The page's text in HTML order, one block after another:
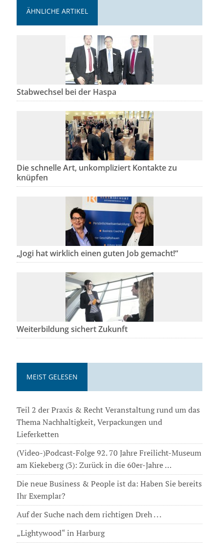
ÄHNLICHE ARTIKEL
Stabwechsel bei der Haspa
Die schnelle Art, unkompliziert Kontakte zu
knüpfen
„Jogi hat wirklich einen guten Job gemacht!“
Weiterbildung sichert Zukunft
MEIST GELESEN
Teil 2 der Praxis & Recht Veranstaltung rund um das
Thema Nachhaltigkeit, Verpackungen und
Lieferketten
(Video-)Podcast-Folge 92. 70 Jahre Freilicht-Museum
am Kiekeberg (3): Zurück in die 60er-Jahre …
Die neue Business & People ist da: Haben Sie bereits
Ihr Exemplar?
Auf der Suche nach dem richtigen Dreh . . .
„Lightywood“ in Harburg